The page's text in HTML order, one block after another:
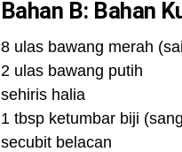
Bahan B: Bahan
8 ulas bawang merah
2 ulas bawang putih
sehiris halia
1 tbsp ketumbar biji
secubit belacan